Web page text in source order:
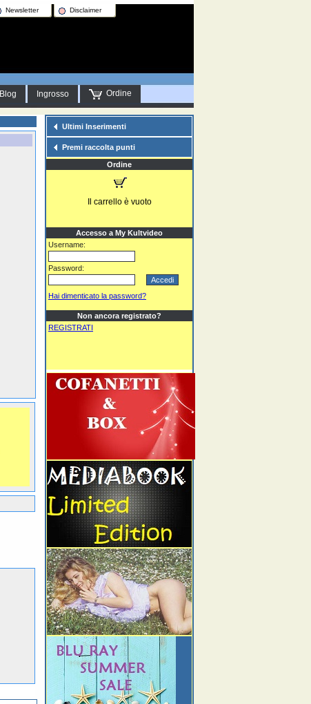
Newsletter Disclaimer
Blog Ingrosso Ordine
Ultimi Inserimenti
Premi raccolta punti
Ordine
Il carrello è vuoto
Accesso a My Kultvideo
Username:
Password:
Hai dimenticato la password?
Non ancora registrato?
REGISTRATI